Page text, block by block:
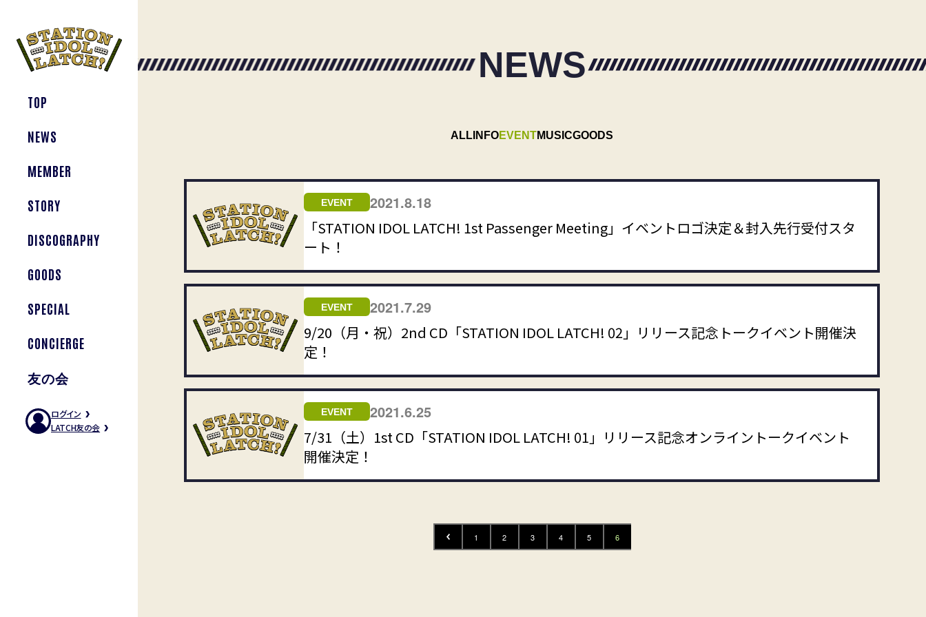
TOP
NEWS
MEMBER
STORY
DISCOGRAPHY
GOODS
SPECIAL
CONCIERGE
友の会
ログイン
LATCH友の会
NEWS
ALL INFOEVENTMUSICGOODS
EVENT
2021.8.18
「STATION IDOL LATCH! 1st Passenger Meeting」イベントロゴ決定＆封入先行受付スタ
ート！
EVENT
2021.7.29
9/20（月・祝）2nd CD「STATION IDOL LATCH! 02」リリース記念トークイベント開催決
定！
EVENT
2021.6.25
7/31（土）1st CD「STATION IDOL LATCH! 01」リリース記念オンライントークイベント
開催決定！
1 2 3 4 5 6